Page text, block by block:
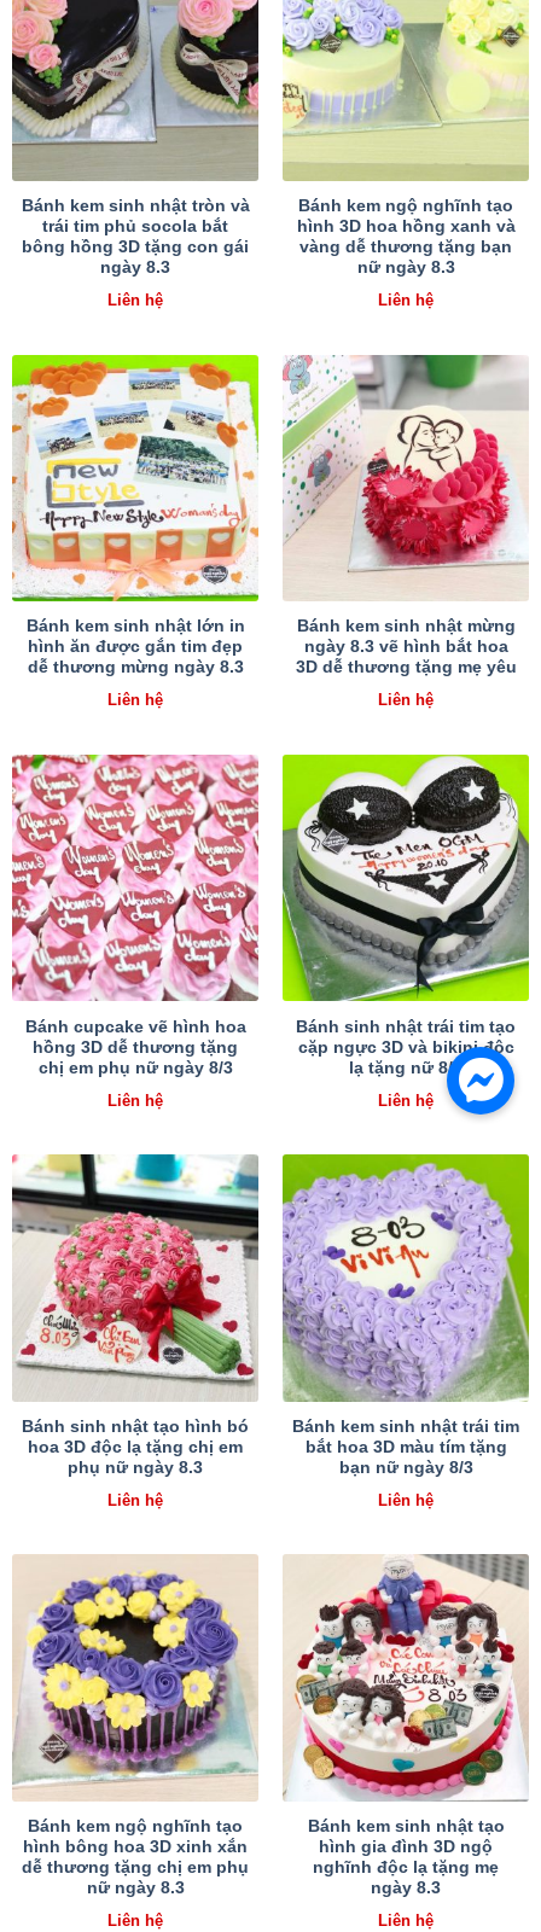
Bánh kem sinh nhật tròn và
trái tim phủ socola bắt
bông hồng 3D tặng con gái
ngày 8.3
Liên hệ
Bánh kem ngộ nghĩnh tạo
hình 3D hoa hồng xanh và
vàng dễ thương tặng bạn
nữ ngày 8.3
Liên hệ
Bánh kem sinh nhật lớn in
hình ăn được gắn tim đẹp
dễ thương mừng ngày 8.3
Liên hệ
Bánh kem sinh nhật mừng
ngày 8.3 vẽ hình bắt hoa
3D dễ thương tặng mẹ yêu
Liên hệ
Bánh cupcake vẽ hình hoa
hồng 3D dễ thương tặng
chị em phụ nữ ngày 8/3
Liên hệ
Bánh sinh nhật trái tim tạo
cặp ngực 3D và bikini độc
lạ tặng nữ 8/3
Liên hệ
Bánh sinh nhật tạo hình bó
hoa 3D độc lạ tặng chị em
phụ nữ ngày 8.3
Liên hệ
Bánh kem sinh nhật trái tim
bắt hoa 3D màu tím tặng
bạn nữ ngày 8/3
Liên hệ
Bánh kem ngộ nghĩnh tạo
hình bông hoa 3D xinh xắn
dễ thương tặng chị em phụ
nữ ngày 8.3
Liên hệ
Bánh kem sinh nhật tạo
hình gia đình 3D ngộ
nghĩnh độc lạ tặng mẹ
ngày 8.3
Liên hệ